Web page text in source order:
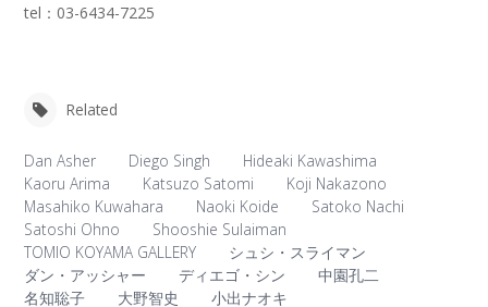
tel：03-6434-7225
Related
Dan Asher Diego Singh
Hideaki Kawashima
Kaoru Arima
Katsuzo Satomi
Koji Nakazono
Masahiko Kuwahara
Naoki Koide
Satoko Nachi
Satoshi Ohno
Shooshie Sulaiman
TOMIO KOYAMA GALLERY
シュシ・スライマン
ダン・アッシャー
ディエゴ・シン
中園孔二
名知聡子
大野智史
小出ナオキ